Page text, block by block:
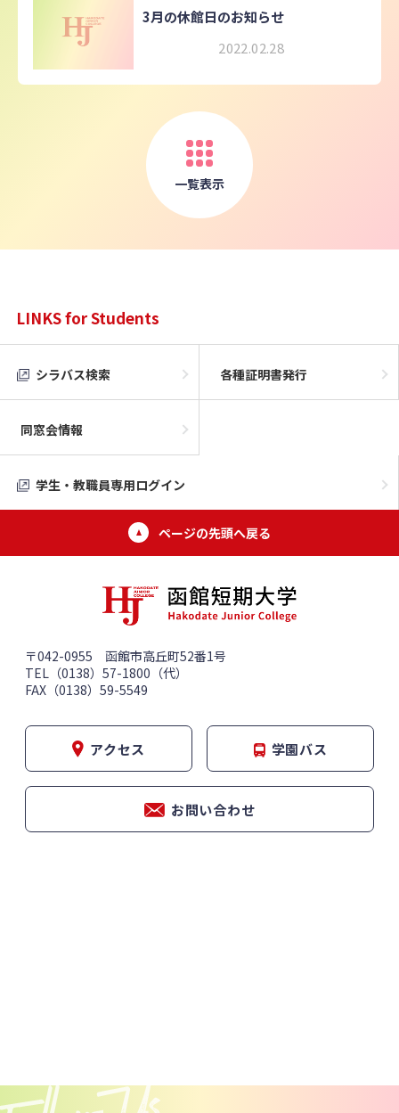
3月の休館日のお知らせ
2022.02.28
一覧表示
LINKS for Students
シラバス検索 各種証明書発行
同窓会情報
学生・教職員専用ログイン
ページの先頭へ戻る
〒042-0955 函館市高丘町52番1号
TEL（0138）57-1800（代）
FAX（0138）59-5549
アクセス 学園バス
お問い合わせ